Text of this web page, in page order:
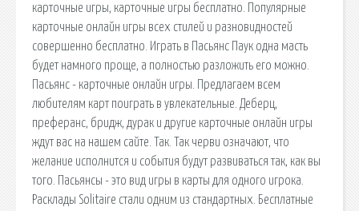
карточные игры, карточные игры бесплатно. Популярные
карточные онлайн игры всех стилей и разновидностей
совершенно бесплатно. Играть в Пасьянс Паук одна масть
будет намного проще, а полностью разложить его можно.
Пасьянс - карточные онлайн игры. Предлагаем всем
любителям карт поиграть в увлекательные. Деберц,
преферанс, бридж, дурак и другие карточные онлайн игры
ждут вас на нашем сайте. Так. Так черви означают, что
желание исполнится и события будут развиваться так, как вы
того. Пасьянсы - это вид игры в карты для одного игрока.
Расклады Solitaire стали одним из стандартных. Бесплатные